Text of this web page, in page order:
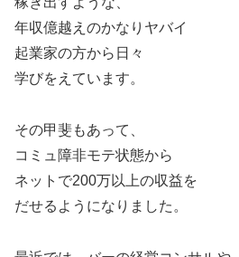
年収億越えのかなりヤバイ
起業家の方から日々
学びをえています。
その甲斐もあって、
コミュ障非モテ状態から
ネットで200万以上の収益を
だせるようになりました。